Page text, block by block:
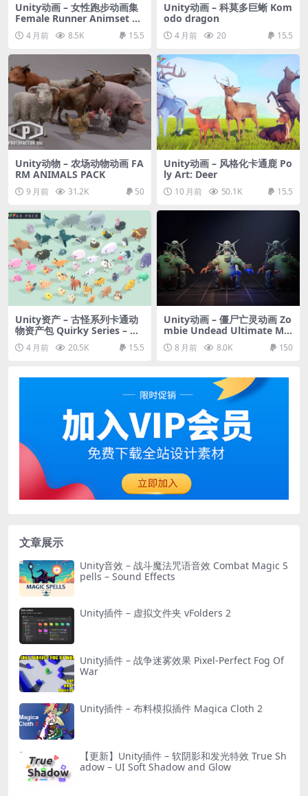
Unity动画 – 女性跑步动画集
Female Runner Animset –
Free Run&Sprint
4 月前 8.5K 15.5
Unity动画 – 科莫多巨蜥 Kom
odo dragon
4 月前 20 15.5
Unity动物 – 农场动物动画 FA
RM ANIMALS PACK
9 月前 31.2K 50
Unity动画 – 风格化卡通鹿 Po
ly Art: Deer
10 月前 50.1K 15.5
Unity资产 – 古怪系列卡通动
物资产包 Quirky Series – An
imals Mega Pack Vol.1
4 月前 20.5K 15.5
Unity动画 – 僵尸亡灵动画 Zo
mbie Undead Ultimate Me
gaPack- 12 Families + Boss
– 37 Characters + Animatio
8 月前 8.0K 150
文章展示
Unity音效 – 战斗魔法咒语音效 Combat Magic S
pells – Sound Effects
Unity插件 – 虚拟文件夹 vFolders 2
Unity插件 – 战争迷雾效果 Pixel-Perfect Fog Of
War
Unity插件 – 布料模拟插件 Magica Cloth 2
【更新】Unity插件 – 软阴影和发光特效 True Sh
adow – UI Soft Shadow and Glow